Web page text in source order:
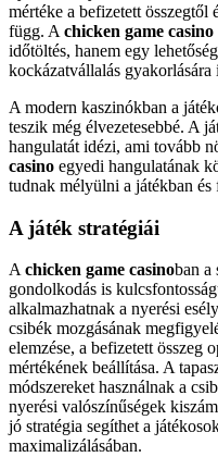
mértéke a befizetett összegtől
függ. A chicken game casino
időtöltés, hanem egy
kockázatvállalás gyakorlására
A modern kaszinókban a
teszik még élvezetesebbé. A
hangulatát idézi, ami tovább
casino egyedi hangulatának
tudnak mélyülni a játékban és
A játék stratégiái
A chicken game casinoban a
gondolkodás is
alkalmazhatnak a nyerési
csibék mozgásának
elemzése, a befizetett összeg
mértékének beállítása. A
módszereket használnak a
nyerési valószínűségek
jó stratégia segíthet a
maximalizálásában.